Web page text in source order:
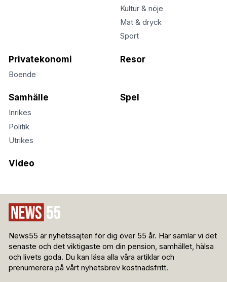
Kultur & nöje
Mat & dryck
Sport
Privatekonomi
Boende
Resor
Samhälle
Inrikes
Politik
Utrikes
Spel
Video
News55 är nyhetssajten för dig över 55 år. Här samlar vi det
senaste och det viktigaste om din pension, samhället, hälsa
och livets goda. Du kan läsa alla våra artiklar och
prenumerera på vårt nyhetsbrev kostnadsfritt.